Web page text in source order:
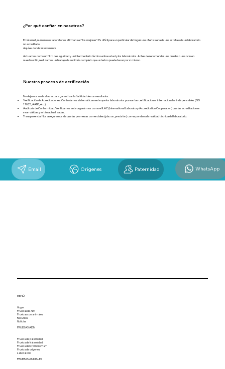
¿Por qué confiar en nosotros?
En internet, numerosos laboratorios afirman ser "los mejores". Es difícil para un particular distinguir una oferta seria de una estafa o de un laboratorio
no acreditado.
Aquí es donde intervenimos.
Actuamos como un filtro de seguridad y un intermediario técnico entre usted y los laboratorios. Antes de recomendar una prueba o un socio en
nuestro sitio, realizamos un trabajo de auditoría completo que usted no puede hacer por sí mismo.
Nuestro proceso de verificación
No dejamos nada al azar para garantizar la fiabilidad de sus resultados:
Verificación de Acreditaciones: Controlamos sistemáticamente que los laboratorios posean las certificaciones internacionales indispensables (ISO
17025, AABB, etc.).
Auditoría de Conformidad: Verificamos ante organismos como el ILAC (International Laboratory Accreditation Cooperation) que las acreditaciones
sean válidas y estén actualizadas.
Transparencia: Nos aseguramos de que las promesas comerciales (plazos, precisión) correspondan a la realidad técnica del laboratorio.
Email Orígenes Paternidad WhatsApp
MENÚ
Hogar
Pruebas de ADN
Pruebas con animales
Recursos
Noticias
PRUEBAS ADN
Prueba de paternidad
Prueba de fraternidad
Prueba del cromosoma Y
Prueba de orígenes
Laboratorio
PRUEBAS ANIMALES